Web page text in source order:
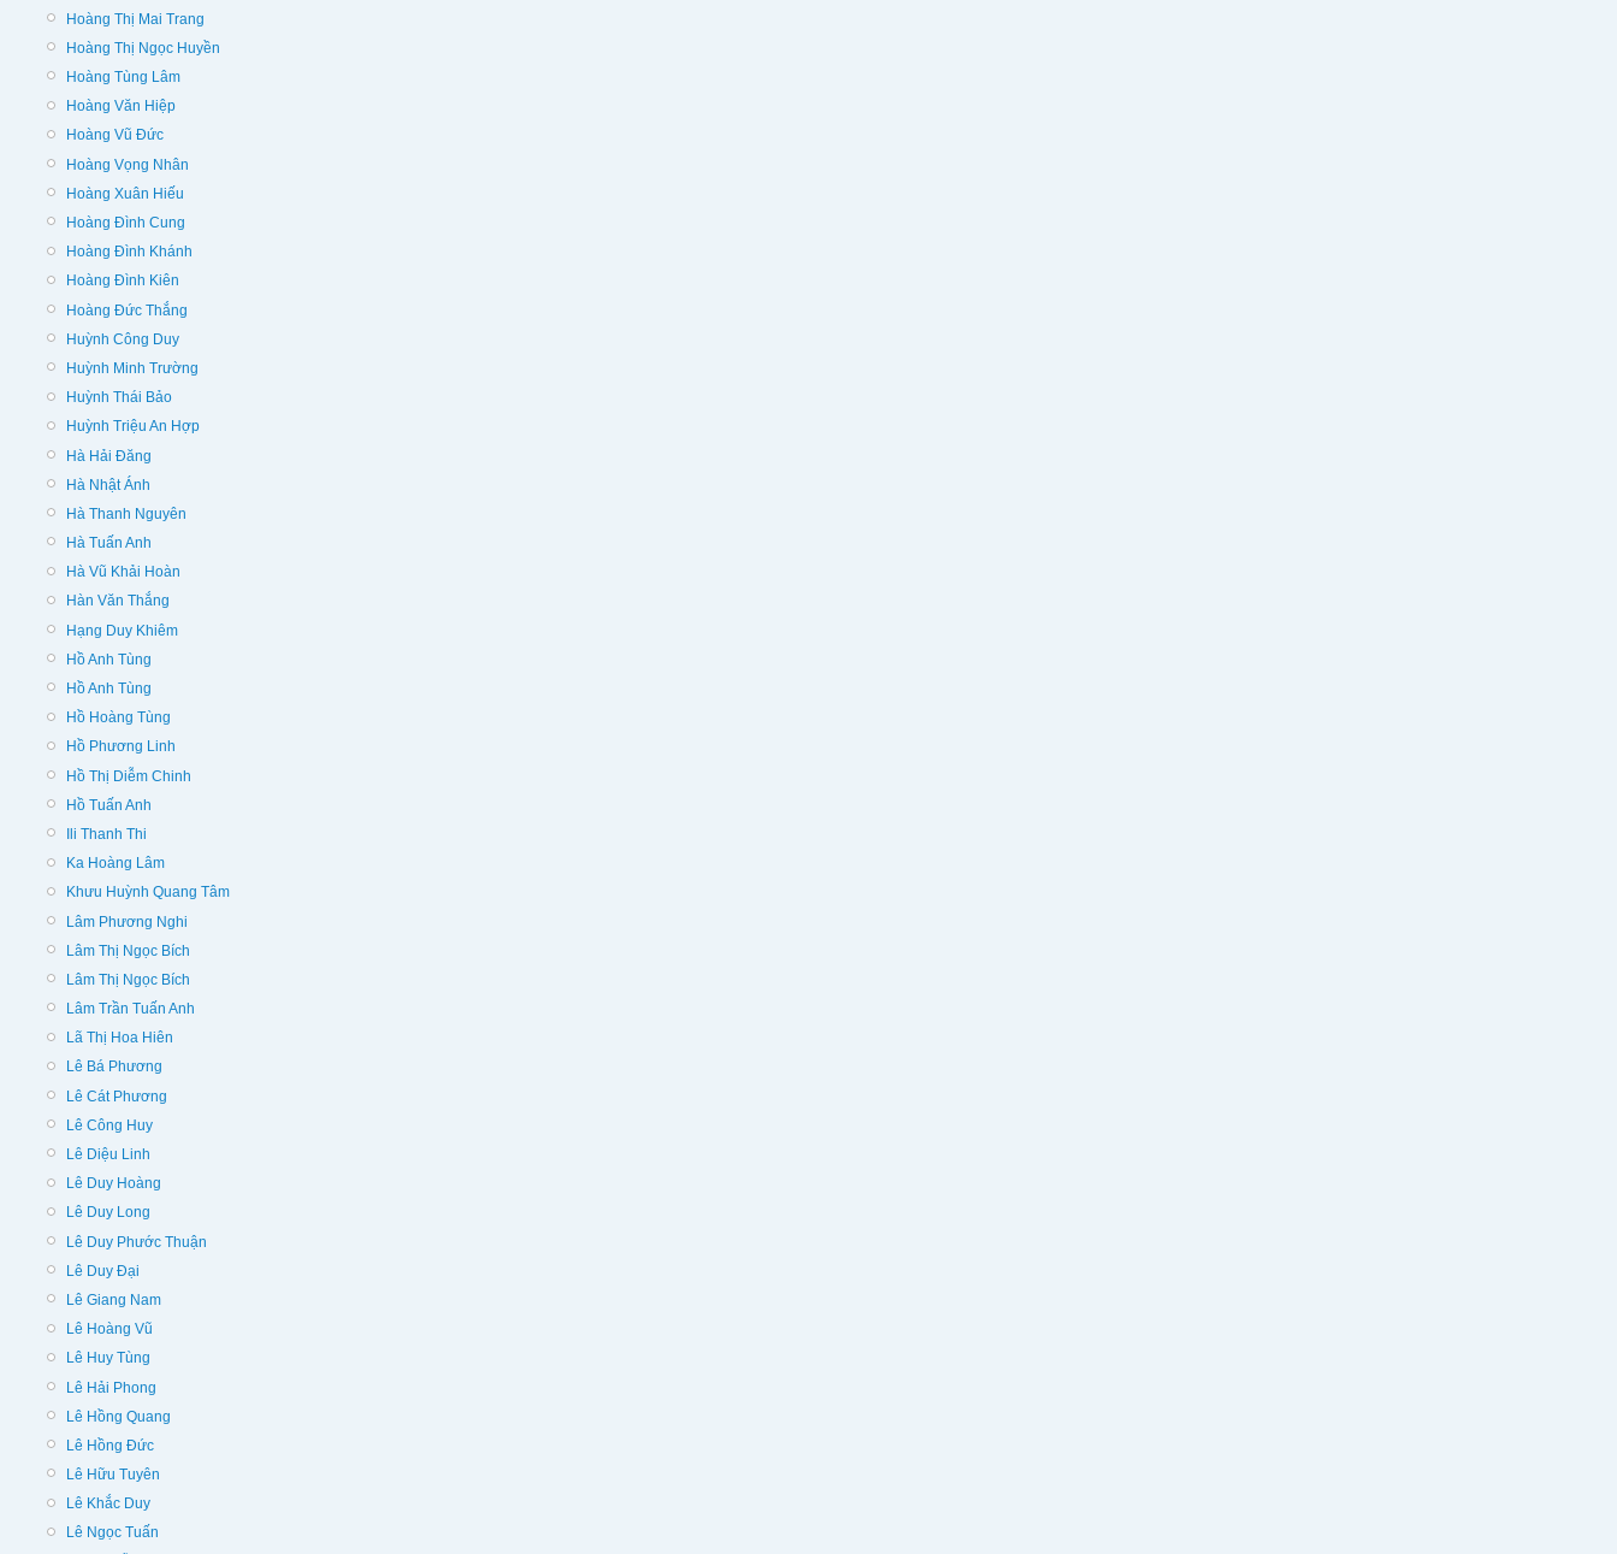
Hoàng Thị Mai Trang
Hoàng Thị Ngọc Huyền
Hoàng Tùng Lâm
Hoàng Văn Hiệp
Hoàng Vũ Đức
Hoàng Vọng Nhân
Hoàng Xuân Hiếu
Hoàng Đình Cung
Hoàng Đình Khánh
Hoàng Đình Kiên
Hoàng Đức Thắng
Huỳnh Công Duy
Huỳnh Minh Trường
Huỳnh Thái Bảo
Huỳnh Triệu An Hợp
Hà Hải Đăng
Hà Nhật Ánh
Hà Thanh Nguyên
Hà Tuấn Anh
Hà Vũ Khải Hoàn
Hàn Văn Thắng
Hạng Duy Khiêm
Hồ Anh Tùng
Hồ Anh Tùng
Hồ Hoàng Tùng
Hồ Phương Linh
Hồ Thị Diễm Chinh
Hồ Tuấn Anh
Ili Thanh Thi
Ka Hoàng Lâm
Khưu Huỳnh Quang Tâm
Lâm Phương Nghi
Lâm Thị Ngọc Bích
Lâm Thị Ngọc Bích
Lâm Trần Tuấn Anh
Lã Thị Hoa Hiên
Lê Bá Phương
Lê Cát Phương
Lê Công Huy
Lê Diệu Linh
Lê Duy Hoàng
Lê Duy Long
Lê Duy Phước Thuận
Lê Duy Đại
Lê Giang Nam
Lê Hoàng Vũ
Lê Huy Tùng
Lê Hải Phong
Lê Hồng Quang
Lê Hồng Đức
Lê Hữu Tuyên
Lê Khắc Duy
Lê Ngọc Tuấn